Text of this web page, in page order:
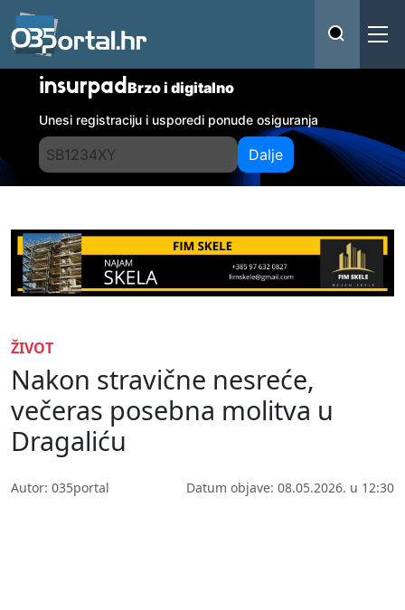
insurpadBrzo i digitalno
Unesi registraciju i usporedi ponude osiguranja
Dalje
ŽIVOT
Nakon stravične nesreće,
večeras posebna molitva u
Dragaliću
Autor: 035portal Datum objave: 08.05.2026. u 12:30